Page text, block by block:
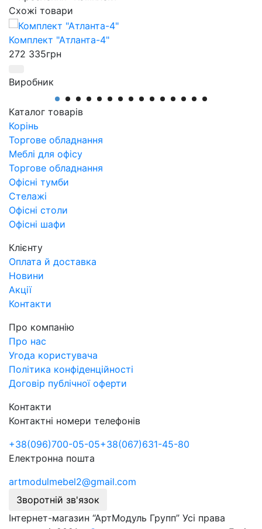
Схожі товари
Комплект "Атланта-4"
272 335грн
Виробник
АртМодуль Груп
Артикул
Комплект Атланта-4
Каталог товарів
Корінь
Торгове обладнання
Меблі для офісу
Торгове обладнання
Офісні тумби
Стелажі
Офісні столи
Офісні шафи
Клієнту
Оплата й доставка
Новини
Акції
Контакти
Про компанію
Про нас
Угода користувача
Політика конфіденційності
Договір публічної оферти
Контакти
Контактні номери телефонів
+38(096)700-05-05+38(067)631-45-80
Електронна пошта
artmodulmebel2@gmail.com
Зворотній зв'язок
Інтернет-магазин “АртМодуль Групп” Усі права